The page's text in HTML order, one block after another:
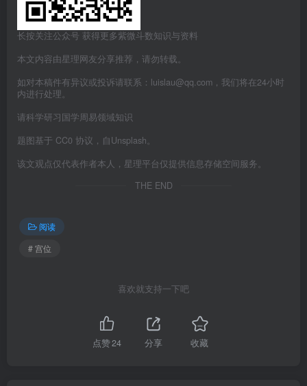
长按关注公众号 获得更多紫微斗数知识与资料
本文内容由星理网友分享推荐，请勿转载。
如对本稿件有异议或投诉请联系：luislau@qq.com，我们将在24小时
内进行处理。
请科学研习国学周易领域知识
题图基于 CC0 协议，自Unsplash。
该文观点仅代表作者本人，星理平台仅提供信息存储空间服务。
THE END
阅读
# 宫位
喜欢就支持一下吧
点赞24 分享 收藏